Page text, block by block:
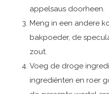
appelsaus doorheen.
Meng in een andere
bakpoeder, de
zout.
Voeg de droge
ingrediënten en roer